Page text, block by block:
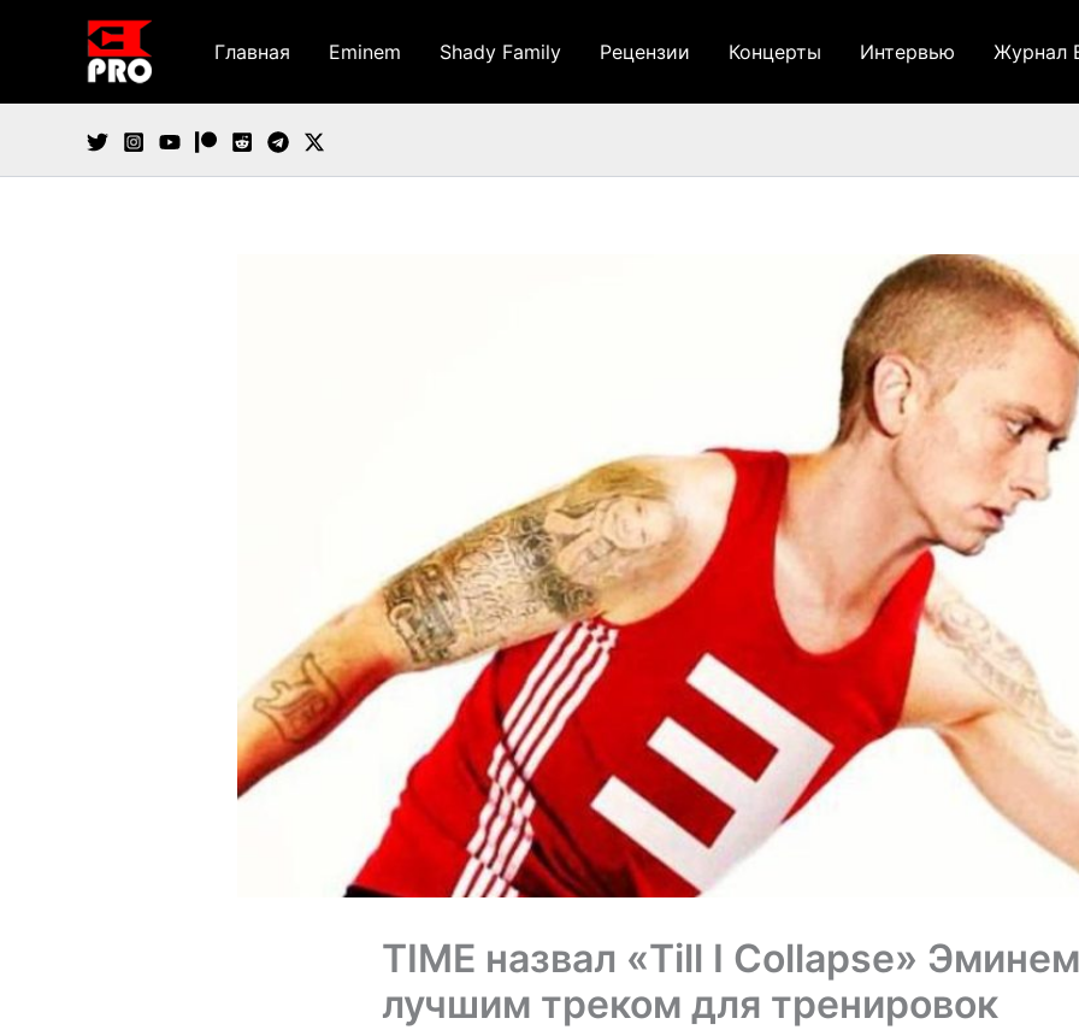
содержимому
Главная Eminem Shady Family Рецензии Концерты Интервью Журнал
TIME назвал «Till I Collapse»
лучшим треком для тренировок